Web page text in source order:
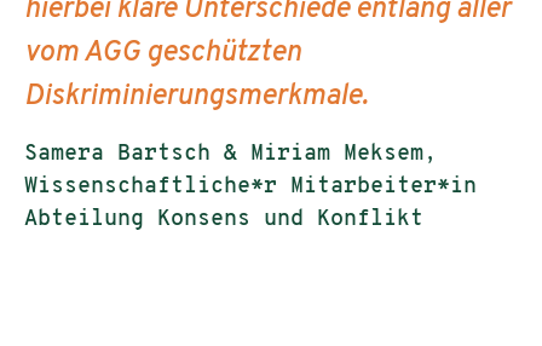
hierbei klare Unterschiede entlang aller
vom AGG geschützten
Diskriminierungsmerkmale.
Samera Bartsch & Miriam Meksem,
Wissenschaftliche*r Mitarbeiter*in
Abteilung Konsens und Konflikt